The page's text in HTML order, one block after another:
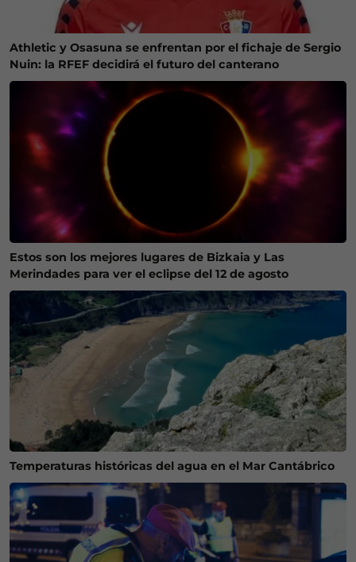
Athletic y Osasuna se enfrentan por el fichaje de Sergio
Nuin: la RFEF decidirá el futuro del canterano
Estos son los mejores lugares de Bizkaia y Las
Merindades para ver el eclipse del 12 de agosto
Temperaturas históricas del agua en el Mar Cantábrico